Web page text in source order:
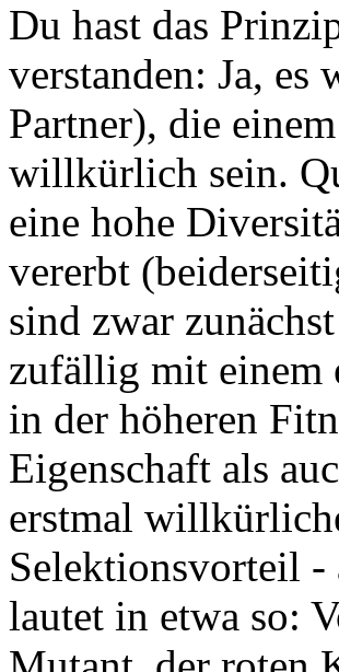
Du hast das
verstanden: Ja,
Partner), die
willkürlich sein.
eine hohe
vererbt
sind zwar
zufällig mit einem
in der höheren
Eigenschaft als
erstmal
Selektionsvorteil -
lautet in etwa so: